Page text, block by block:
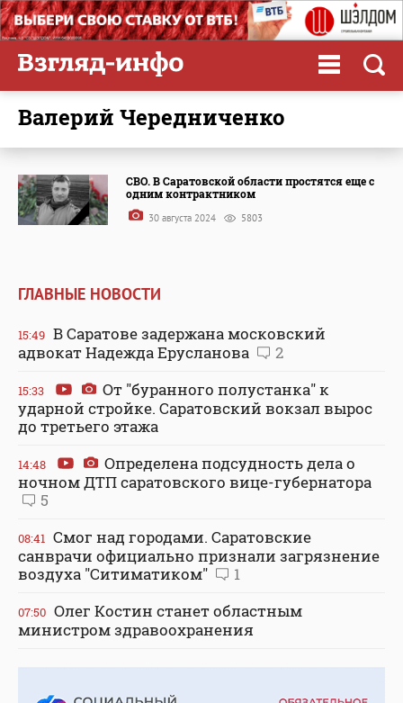
Валерий Чередниченко
СВО. В Саратовской области простятся еще с
одним контрактником
30 августа 2024 5803
ГЛАВНЫЕ НОВОСТИ
15:49 В Саратове задержана московский
адвокат Надежда Ерусланова
2
15:33
От "буранного полустанка" к
ударной стройке. Саратовский вокзал вырос
до третьего этажа
14:48
Определена подсудность дела о
ночном ДТП саратовского вице-губернатора
5
08:41 Смог над городами. Саратовские
санврачи официально признали загрязнение
воздуха "Ситиматиком"
1
07:50 Олег Костин станет областным
министром здравоохранения